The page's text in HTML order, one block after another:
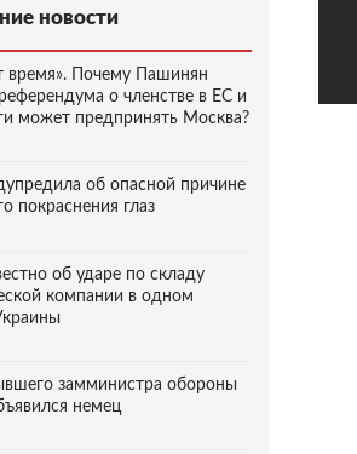
новости
время». Почему Пашинян
о членстве в ЕС и
может предпринять Москва?
об опасной причине
покраснения глаз
об ударе по складу
компании в одном
замминистра обороны
немец